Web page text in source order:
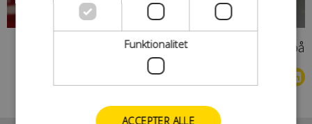
Del med dem du kender på
Funktionalitet
ACCEPTER ALLE